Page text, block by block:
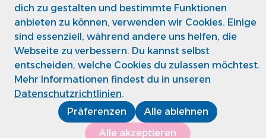
dich zu gestalten und bestimmte Funktionen
anbieten zu können, verwenden wir Cookies. Einige
sind essenziell, während andere uns helfen, die
Webseite zu verbessern. Du kannst selbst
entscheiden, welche Cookies du zulassen möchtest.
Mehr Informationen findest du in unseren
Datenschutzrichtlinien.
Präferenzen
Alle ablehnen
Alle akzeptieren